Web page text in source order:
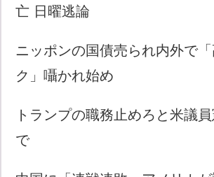
亡 日曜逃論
ニッポンの国債売られ内外で
ク」囁かれ始め
トランプの職務止めろと米議
で